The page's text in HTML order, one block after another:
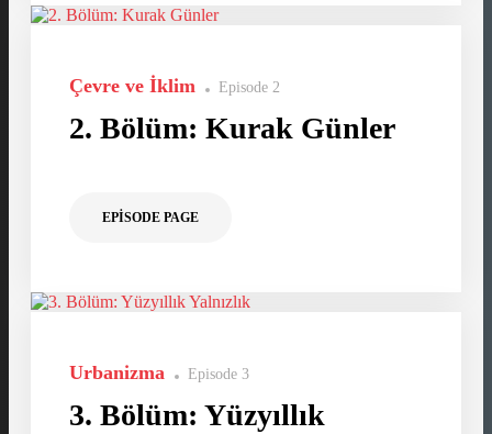
Çevre ve İklim Episode 2
2. Bölüm: Kurak Günler
EPISODE PAGE
Urbanizma Episode 3
3. Bölüm: Yüzyıllık